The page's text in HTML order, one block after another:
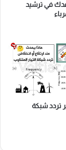
في ترشيد
تردد شبكة